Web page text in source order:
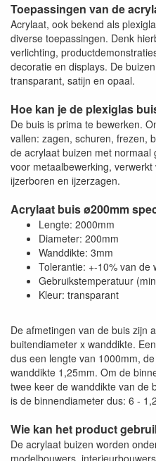
Toepassingen van de
Acrylaat, ook bekend als
diverse toepassingen. Denk
verlichting,
decoratie en displays. De
transparant, satijn en opaal.
Hoe kan je de plexiglas
De buis is prima te bewerken.
vallen: zagen, schuren, frezen,
de acrylaat buizen met
voor metaalbewerking,
ijzerboren en ijzerzagen.
Acrylaat buis ø200mm
Lengte: 2000mm
Diameter: 200mm
Wanddikte: 3mm
Tolerantie: +-10% van de
Gebruikstemperatuur
Kleur: transparant
De afmetingen van de buis zijn
buitendiameter x wanddikte.
dus een lengte van 1000mm,
wanddikte 1,25mm. Om de
twee keer de wanddikte van de
is de binnendiameter dus: 6 -
Wie kan het product
De acrylaat buizen worden
modelbouwers,